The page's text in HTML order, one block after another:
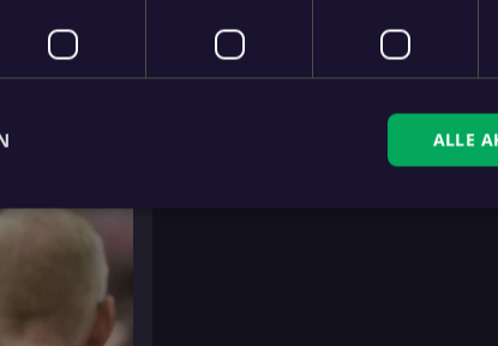
hat vor dem
ALLE
ermöglichen wesentliche Kernfunktionen der Website wie die
erforderlichen Cookies kann die Website nicht ordnungsgemäß